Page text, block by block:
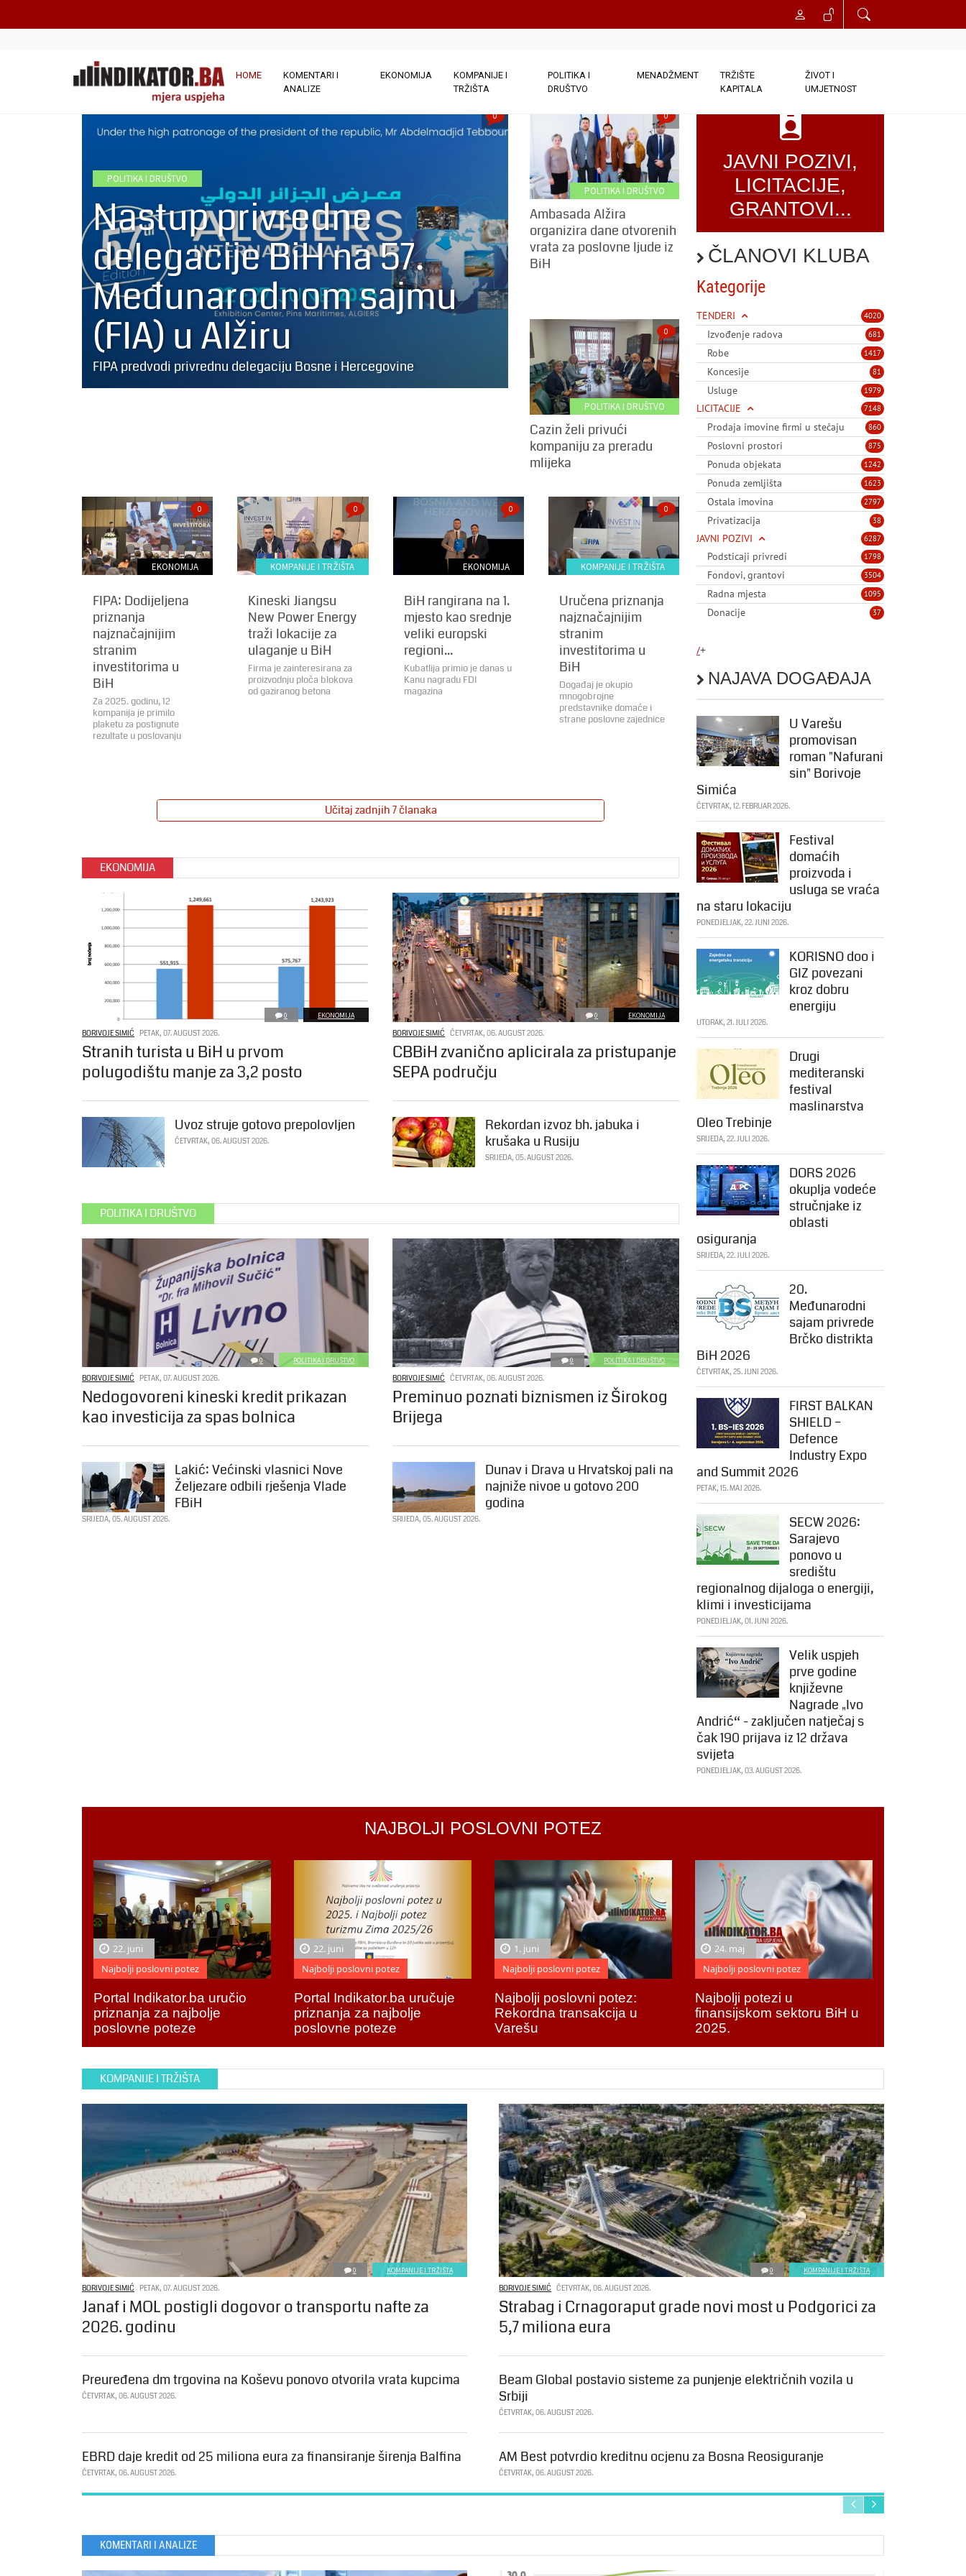
HOME
KOMENTARI I
ANALIZE
EKONOMIJA
KOMPANIJE I
TRŽIŠTA
POLITIKA I
DRUŠTVO
MENADŽMENT
TRŽIŠTE
KAPITALA
ŽIVOT I
UMJETNOST
POLITIKA I DRUŠTVO
Nastup privredne
delegacije BiH na 57.
Međunarodnom sajmu
(FIA) u Alžiru
FIPA predvodi privrednu delegaciju Bosne i Hercegovine
0
POLITIKA I DRUŠTVO
Ambasada Alžira
organizira dane otvorenih
vrata za poslovne ljude iz
BiH
0
POLITIKA I DRUŠTVO
Cazin želi privući
kompaniju za preradu
mlijeka
0
EKONOMIJA
FIPA: Dodijeljena
priznanja
najznačajnijim
stranim
investitorima u
BiH
Za 2025. godinu, 12
kompanija je primilo
plaketu za postignute
rezultate u poslovanju
0
KOMPANIJE I TRŽIŠTA
Kineski Jiangsu
New Power Energy
traži lokacije za
ulaganje u BiH
Firma je zainteresirana za
proizvodnju ploča blokova
od gaziranog betona
0
EKONOMIJA
BiH rangirana na 1.
mjesto kao srednje
veliki europski
regioni...
Kubatlija primio je danas u
Kanu nagradu FDI
magazina
0
KOMPANIJE I TRŽIŠTA
Uručena priznanja
najznačajnijim
stranim
investitorima u
BiH
Događaj je okupio
mnogobrojne
predstavnike domaće i
strane poslovne zajednice
0
Učitaj zadnjih 7 članaka
EKONOMIJA
0 EKONOMIJA
BORIVOJE SIMIĆ PETAK, 07. AUGUST 2026.
Stranih turista u BiH u prvom
polugodištu manje za 3,2 posto
0 EKONOMIJA
BORIVOJE SIMIĆ ČETVRTAK, 06. AUGUST 2026.
CBBiH zvanično aplicirala za pristupanje
SEPA području
Uvoz struje gotovo prepolovljen
ČETVRTAK, 06. AUGUST 2026.
Rekordan izvoz bh. jabuka i
krušaka u Rusiju
SRIJEDA, 05. AUGUST 2026.
POLITIKA I DRUŠTVO
0 POLITIKA I DRUŠTVO
BORIVOJE SIMIĆ PETAK, 07. AUGUST 2026.
Nedogovoreni kineski kredit prikazan
kao investicija za spas bolnica
0 POLITIKA I DRUŠTVO
BORIVOJE SIMIĆ ČETVRTAK, 06. AUGUST 2026.
Preminuo poznati biznismen iz Širokog
Brijega
Lakić: Većinski vlasnici Nove
Željezare odbili rješenja Vlade
FBiH
SRIJEDA, 05. AUGUST 2026.
Dunav i Drava u Hrvatskoj pali na
najniže nivoe u gotovo 200
godina
SRIJEDA, 05. AUGUST 2026.
JAVNI POZIVI,
LICITACIJE,
GRANTOVI...
ČLANOVI KLUBA
Kategorije
4020
TENDERI
681
Izvođenje radova
1417
Robe
81
Koncesije
1979
Usluge
7148
LICITACIJE
860
Prodaja imovine firmi u stečaju
875
Poslovni prostori
1242
Ponuda objekata
1623
Ponuda zemljišta
2797
Ostala imovina
38
Privatizacija
6287
JAVNI POZIVI
1798
Podsticaji privredi
3504
Fondovi, grantovi
1095
Radna mjesta
37
Donacije
/+
NAJAVA DOGAĐAJA
U Varešu
promovisan
roman "Nafurani
sin" Borivoje
Simića
ČETVRTAK, 12. FEBRUAR 2026.
Festival
domaćih
proizvoda i
usluga se vraća
na staru lokaciju
PONEDJELJAK, 22. JUNI 2026.
KORISNO doo i
GIZ povezani
kroz dobru
energiju
UTORAK, 21. JULI 2026.
Drugi
mediteranski
festival
maslinarstva
Oleo Trebinje
SRIJEDA, 22. JULI 2026.
DORS 2026
okuplja vodeće
stručnjake iz
oblasti
osiguranja
SRIJEDA, 22. JULI 2026.
20.
Međunarodni
sajam privrede
Brčko distrikta
BiH 2026
ČETVRTAK, 25. JUNI 2026.
FIRST BALKAN
SHIELD –
Defence
Industry Expo
and Summit 2026
PETAK, 15. MAJ 2026.
SECW 2026:
Sarajevo
ponovo u
središtu
regionalnog dijaloga o energiji,
klimi i investicijama
PONEDJELJAK, 01. JUNI 2026.
Velik uspjeh
prve godine
književne
Nagrade „Ivo
Andrić“ - zaključen natječaj s
čak 190 prijava iz 12 država
svijeta
PONEDJELJAK, 03. AUGUST 2026.
NAJBOLJI POSLOVNI POTEZ
22. juni
Najbolji poslovni potez
Portal Indikator.ba uručio
priznanja za najbolje
poslovne poteze
22. juni
Najbolji poslovni potez
Portal Indikator.ba uručuje
priznanja za najbolje
poslovne poteze
1. juni
Najbolji poslovni potez
Najbolji poslovni potez:
Rekordna transakcija u
Varešu
24. maj
Najbolji poslovni potez
Najbolji potezi u
finansijskom sektoru BiH u
2025.
KOMPANIJE I TRŽIŠTA
0 KOMPANIJE I TRŽIŠTA
BORIVOJE SIMIĆ PETAK, 07. AUGUST 2026.
Janaf i MOL postigli dogovor o transportu nafte za
2026. godinu
0 KOMPANIJE I TRŽIŠTA
BORIVOJE SIMIĆ ČETVRTAK, 06. AUGUST 2026.
Strabag i Crnagoraput grade novi most u Podgorici za
5,7 miliona eura
Preuređena dm trgovina na Koševu ponovo otvorila vrata kupcima
ČETVRTAK, 06. AUGUST 2026.
Beam Global postavio sisteme za punjenje električnih vozila u
Srbiji
ČETVRTAK, 06. AUGUST 2026.
EBRD daje kredit od 25 miliona eura za finansiranje širenja Balfina
ČETVRTAK, 06. AUGUST 2026.
AM Best potvrdio kreditnu ocjenu za Bosna Reosiguranje
ČETVRTAK, 06. AUGUST 2026.
KOMENTARI I ANALIZE